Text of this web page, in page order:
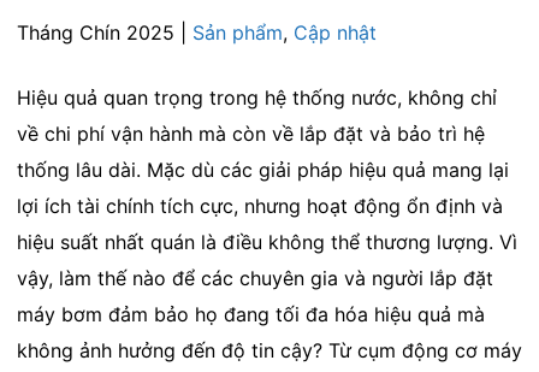
Tháng Chín 2025 | Sản phẩm, Cập nhật
Hiệu quả quan trọng trong hệ thống nước, không chỉ
về chi phí vận hành mà còn về lắp đặt và bảo trì hệ
thống lâu dài. Mặc dù các giải pháp hiệu quả mang lại
lợi ích tài chính tích cực, nhưng hoạt động ổn định và
hiệu suất nhất quán là điều không thể thương lượng. Vì
vậy, làm thế nào để các chuyên gia và người lắp đặt
máy bơm đảm bảo họ đang tối đa hóa hiệu quả mà
không ảnh hưởng đến độ tin cậy? Từ cụm động cơ máy